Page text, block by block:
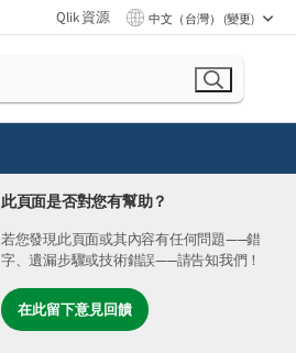
Qlik 資源 中文（台灣） (變更)
此頁面是否對您有幫助？
若您發現此頁面或其內容有任何問題——錯
字、遺漏步驟或技術錯誤——請告知我們！
在此留下意見回饋